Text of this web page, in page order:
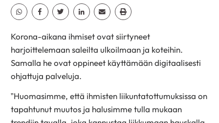
Jaa Whatsapp
Jaa Facebook
Jaa TwitterJaa Linkedin
Jaa EmailJaa Print
Korona-aikana ihmiset ovat siirtyneet
harjoittelemaan saleilta ulkoilmaan ja koteihin.
Samalla he ovat oppineet käyttämään digitaalisesti
ohjattuja palveluja.
”Huomasimme, että ihmisten liikuntatottumuksissa on
tapahtunut muutos ja halusimme tulla mukaan